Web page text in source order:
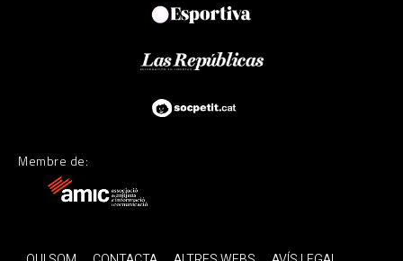
Membre de: